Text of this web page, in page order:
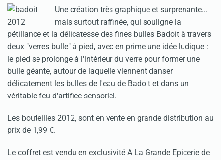
Une création très graphique et surprenante...
mais surtout raffinée, qui souligne la
pétillance et la délicatesse des fines bulles Badoit à travers
deux "verres bulle" à pied, avec en prime une idée ludique :
le pied se prolonge à l'intérieur du verre pour former une
bulle géante, autour de laquelle viennent danser
délicatement les bulles de l'eau de Badoit et dans un
véritable feu d'artifice sensoriel.
Les bouteilles 2012, sont en vente en grande distribution au
prix de 1,99 €.
Le coffret est vendu en exclusivité A La Grande Epicerie de